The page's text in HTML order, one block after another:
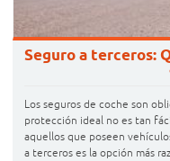
Seguro a terceros:
Los seguros de coche son
protección ideal no es tan
aquellos que poseen
a terceros es la opción más